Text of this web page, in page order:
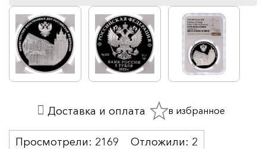
Просмотрели: 2169 Отложили: 2
Доставка и оплата в избранное